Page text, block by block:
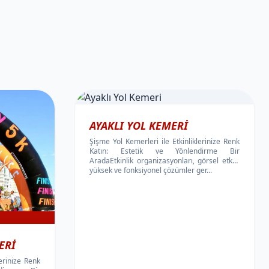
Renk
AYAKLI YOL KEMERI
Şişme Yol Kemerleri ile Etkinliklerinize Renk
Katın: Estetik ve Yönlendirme Bir
AradaEtkinlik organizasyonları, görsel etkisi
yüksek ve fonksiyonel çözümler ger...